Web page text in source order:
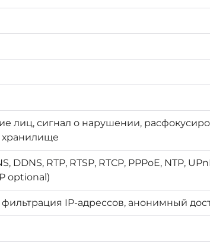
лиц, сигнал о нарушении,
хранилище
DDNS, RTP, RTSP, RTCP, PPPoE, NTP,
optional)
IP-адрессов, анонимный